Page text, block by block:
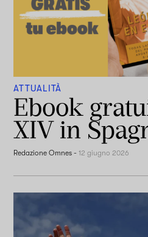
ATTUALITÀ
Ebook
XIV in
Redazione Omnes -12 giugno 2026